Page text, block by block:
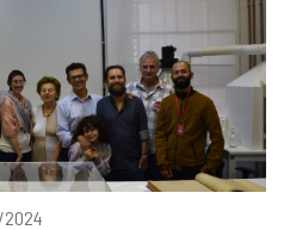
2024